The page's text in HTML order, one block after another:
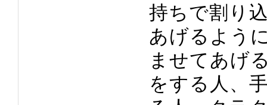
持ちで割り
あげるよう
ませてあげ
をする人、